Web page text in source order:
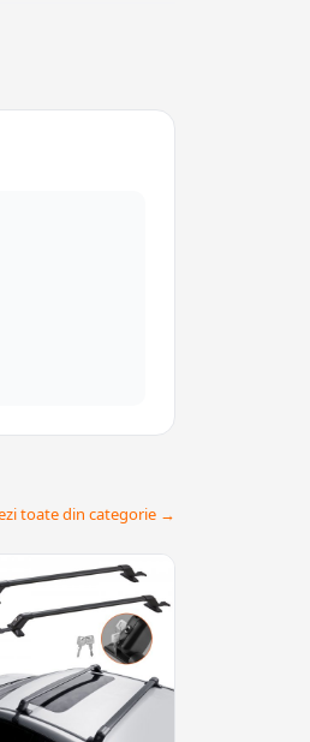
toate din categorie →